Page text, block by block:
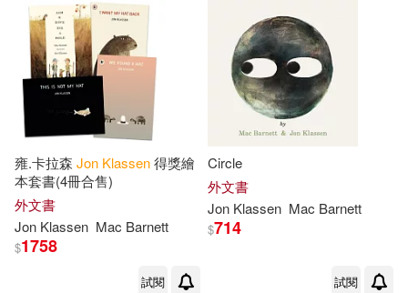
雍.卡拉森 Jon Klassen得獎繪
本套書(4冊合售)
外文書
Jon Klassen Mac Barnett
$1758
試閱
Circle
外文書
Jon Klassen Mac Barnett
$714
試閱